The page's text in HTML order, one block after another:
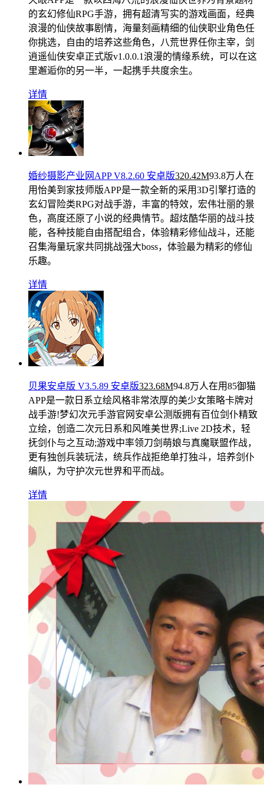
的玄幻修仙RPG手游，拥有超清写实的游戏画面，经典
浪漫的仙侠故事剧情，海量刻画精细的仙侠职业角色任
你挑选，自由的培养这些角色，八荒世界任你主宰，剑
逍遥仙侠安卓正式版v1.0.0.1浪漫的情缘系统，可以在这
里邂逅你的另一半，一起携手共度余生。
详情
婚纱摄影产业网APP V8.2.60 安卓版320.42M93.8万人在
用怡美到家技师版APP是一款全新的采用3D引擎打造的
玄幻冒险类RPG对战手游，丰富的特效，宏伟壮丽的景
色，高度还原了小说的经典情节。超炫酷华丽的战斗技
能，各种技能自由搭配组合，体验精彩修仙战斗，还能
召集海量玩家共同挑战强大boss，体验最为精彩的修仙
乐趣。
详情
贝果安卓版 V3.5.89 安卓版323.68M94.8万人在用85御猫
APP是一款日系立绘风格非常浓厚的美少女策略卡牌对
战手游!梦幻次元手游官网安卓公测版拥有百位剑仆精致
立绘，创造二次元日系和风唯美世界;Live 2D技术，轻
抚剑仆与之互动;游戏中率领刀剑萌娘与真魔联盟作战，
更有独创兵装玩法，统兵作战拒绝单打独斗，培养剑仆
编队，为守护次元世界和平而战。
详情